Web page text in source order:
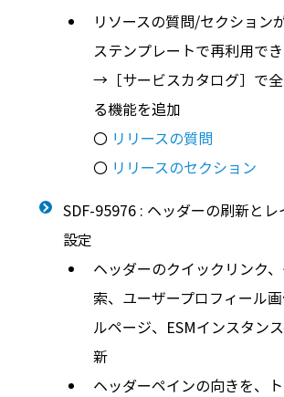
リソースの質問/セクション
ステンプレートで再利用でき
→［サービスカタログ］で
る機能を追加
〇 リリースの質問
〇 リリースのセクション
SDF-95976 : ヘッダーの刷新と
設定
ヘッダーのクイックリンク
索、ユーザープロフィール
ルページ、ESMインスタン
新
ヘッダーペインの向きを、